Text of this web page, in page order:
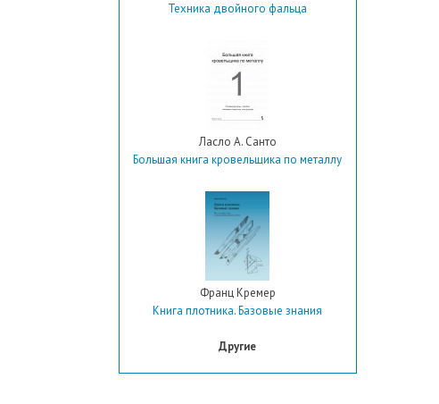
Техника двойного фальца
Ласло А. Санто
Большая книга кровельщика по металлу
Франц Кремер
Книга плотника. Базовые знания
Другие